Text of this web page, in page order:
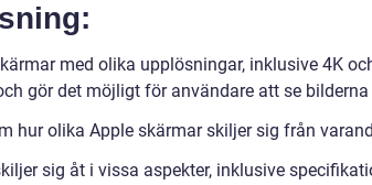
med olika upplösningar, inklusive 4K
gör det möjligt för användare att se
hur olika Apple skärmar skiljer sig från
sig åt i vissa aspekter, inklusive